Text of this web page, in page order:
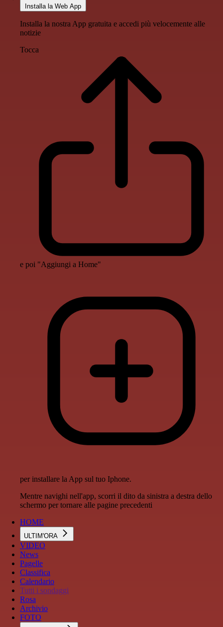
Installa la Web App
Installa la nostra App gratuita e accedi più velocemente alle
notizie
Tocca
e poi "Aggiungi a Home"
per installare la App sul tuo Iphone.
Mentre navighi nell'app, scorri il dito da sinistra a destra dello
schermo per tornare alle pagine precedenti
HOME
ULTIM'ORA
VIDEO
News
Pagelle
Classifica
Calendario
Tutti i sondaggi
Rosa
Archivio
FOTO